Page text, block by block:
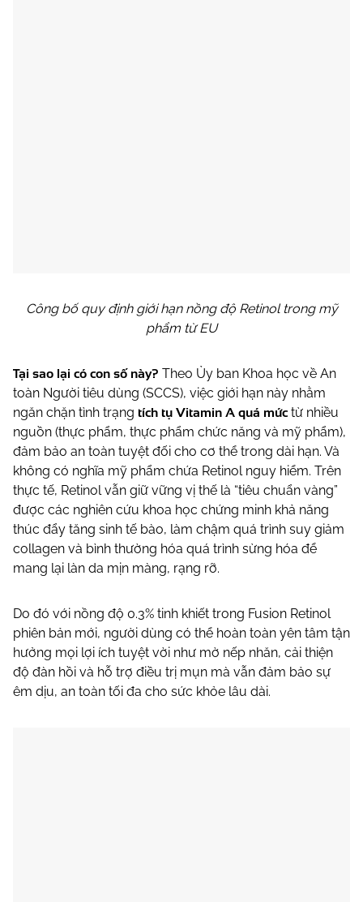
Công bố quy định giới hạn nồng độ Retinol trong mỹ
phẩm từ EU
Tại sao lại có con số này? Theo Ủy ban Khoa học về An
toàn Người tiêu dùng (SCCS), việc giới hạn này nhằm
ngăn chặn tình trạng tích tụ Vitamin A quá mức từ nhiều
nguồn (thực phẩm, thực phẩm chức năng và mỹ phẩm),
đảm bảo an toàn tuyệt đối cho cơ thể trong dài hạn. Và
không có nghĩa mỹ phẩm chứa Retinol nguy hiểm. Trên
thực tế, Retinol vẫn giữ vững vị thế là “tiêu chuẩn vàng”
được các nghiên cứu khoa học chứng minh khả năng
thúc đẩy tăng sinh tế bào, làm chậm quá trình suy giảm
collagen và bình thường hóa quá trình sừng hóa để
mang lại làn da mịn màng, rạng rỡ.
Do đó với nồng độ 0.3% tinh khiết trong Fusion Retinol
phiên bản mới, người dùng có thể hoàn toàn yên tâm tận
hưởng mọi lợi ích tuyệt vời như mờ nếp nhăn, cải thiện
độ đàn hồi và hỗ trợ điều trị mụn mà vẫn đảm bảo sự
êm dịu, an toàn tối đa cho sức khỏe lâu dài.